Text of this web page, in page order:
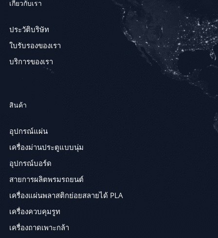
เกี่ยวกับเรา
ประวัติบริษัท
ใบรับรองของเรา
บริการของเรา
สินค้า
อุปกรณ์แผ่น
เครื่องม่านประตูแบบนุ่ม
อุปกรณ์บอร์ด
สายการผลิตพรมรถยนต์
เครื่องแผ่นพลาสติกย่อยสลายได้ PLA
เครื่องควบคุมรูท
เครื่องถาดเพาะกล้า